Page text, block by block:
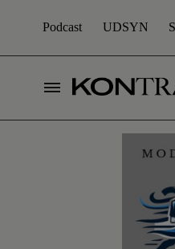
Podcast UDSYN